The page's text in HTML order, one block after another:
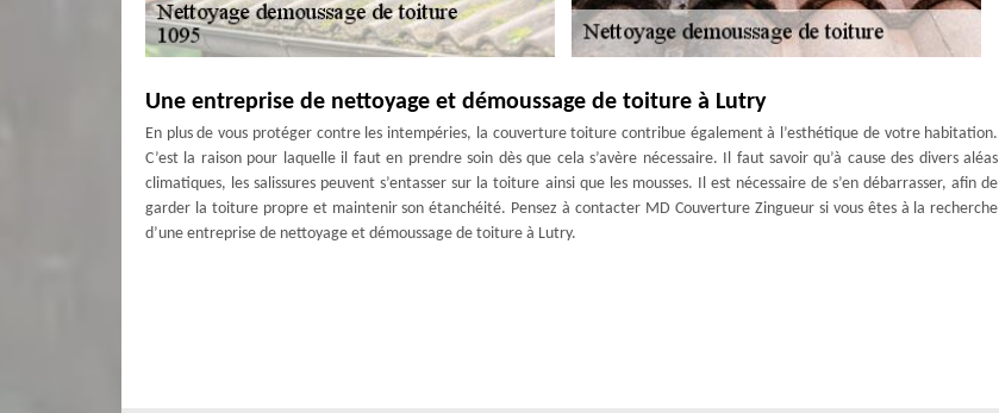
Une entreprise de nettoyage et démoussage de toiture à Lutry
En plus de vous protéger contre les intempéries, la couverture toiture contribue également à l’esthétique de votre habitation.
C’est la raison pour laquelle il faut en prendre soin dès que cela s’avère nécessaire. Il faut savoir qu’à cause des divers aléas
climatiques, les salissures peuvent s’entasser sur la toiture ainsi que les mousses. Il est nécessaire de s’en débarrasser, afin de
garder la toiture propre et maintenir son étanchéité. Pensez à contacter MD Couverture Zingueur si vous êtes à la recherche
d’une entreprise de nettoyage et démoussage de toiture à Lutry.